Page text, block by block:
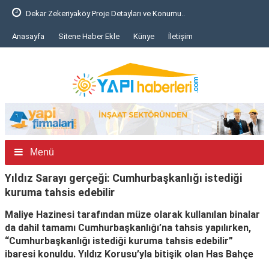
Bursa'da inşaat iskelesi çöktü: 6 işçi yaralı..
Anasayfa Sitene Haber Ekle Künye İletişim
Menü
Yıldız Sarayı gerçeği: Cumhurbaşkanlığı istediği
kuruma tahsis edebilir
Maliye Hazinesi tarafından müze olarak kullanılan binalar
da dahil tamamı Cumhurbaşkanlığı’na tahsis yapılırken,
“Cumhurbaşkanlığı istediği kuruma tahsis edebilir”
ibaresi konuldu. Yıldız Korusu’yla bitişik olan Has Bahçe